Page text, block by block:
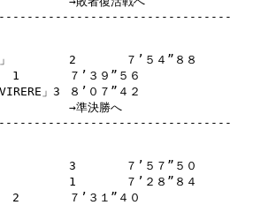
８’０７”４２